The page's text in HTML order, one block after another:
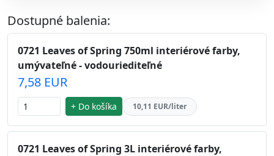
Dostupné balenia:
0721 Leaves of Spring 750ml interiérové farby,
umývateľné - vodouriediteľné
7,58 EUR
+ Do košíka 10,11 EUR/liter
0721 Leaves of Spring 3L interiérové farby,